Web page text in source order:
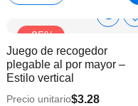
-35%
Juego de recogedor
plegable al por mayor –
Estilo vertical
Precio unitario$3.28